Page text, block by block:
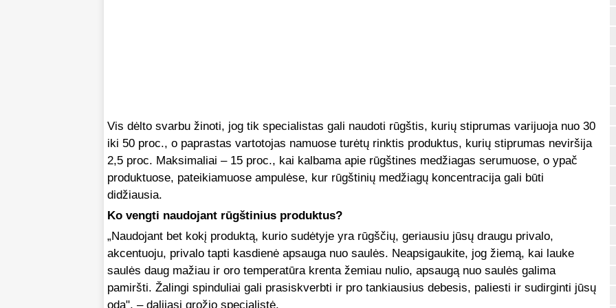
Vis dėlto svarbu žinoti, jog tik specialistas gali naudoti rūgštis, kurių stiprumas varijuoja nuo 30
iki 50 proc., o paprastas vartotojas namuose turėtų rinktis produktus, kurių stiprumas neviršija
2,5 proc. Maksimaliai – 15 proc., kai kalbama apie rūgštines medžiagas serumuose, o ypač
produktuose, pateikiamuose ampulėse, kur rūgštinių medžiagų koncentracija gali būti
didžiausia.
Ko vengti naudojant rūgštinius produktus?
„Naudojant bet kokį produktą, kurio sudėtyje yra rūgščių, geriausiu jūsų draugu privalo,
akcentuoju, privalo tapti kasdienė apsauga nuo saulės. Neapsigaukite, jog žiemą, kai lauke
saulės daug mažiau ir oro temperatūra krenta žemiau nulio, apsaugą nuo saulės galima
pamiršti. Žalingi spinduliai gali prasiskverbti ir pro tankiausius debesis, paliesti ir sudirginti jūsų
odą", – dalijasi grožio specialistė.